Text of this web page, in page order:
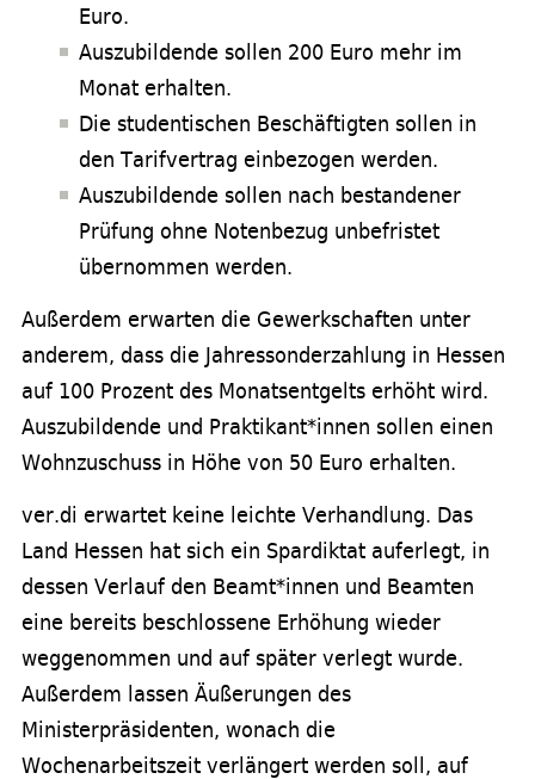
Euro.
Auszubildende sollen 200 Euro mehr im
Monat erhalten.
Die studentischen Beschäftigten sollen in
den Tarifvertrag einbezogen werden.
Auszubildende sollen nach bestandener
Prüfung ohne Notenbezug unbefristet
übernommen werden.
Außerdem erwarten die Gewerkschaften unter
anderem, dass die Jahressonderzahlung in Hessen
auf 100 Prozent des Monatsentgelts erhöht wird.
Auszubildende und Praktikant*innen sollen einen
Wohnzuschuss in Höhe von 50 Euro erhalten.
ver.di erwartet keine leichte Verhandlung. Das
Land Hessen hat sich ein Spardiktat auferlegt, in
dessen Verlauf den Beamt*innen und Beamten
eine bereits beschlossene Erhöhung wieder
weggenommen und auf später verlegt wurde.
Außerdem lassen Äußerungen des
Ministerpräsidenten, wonach die
Wochenarbeitszeit verlängert werden soll, auf